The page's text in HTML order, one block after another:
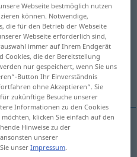
>
anklicken/antippen)
Rollbahn
Webseite bestmöglich nutzen
können. Notwendige,
die für den Betrieb der Webseite
Webseite erforderlich sind,
immer auf Ihrem Endgerät
Cookies, die der Bereitstellung
nur gespeichert, wenn Sie uns
Button Ihr Einverständnis
ohne Akzeptieren“. Sie
zukünftige Besuche unserer
Informationen zu den Cookies
klicken Sie einfach auf den
Hinweise zu der
unserer
unserImpressum.